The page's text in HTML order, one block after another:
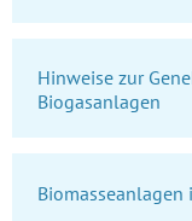
Hinweise zur
Biogasanlagen